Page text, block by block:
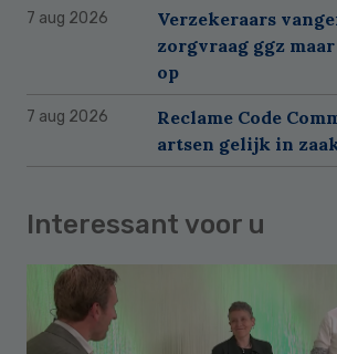
7 aug 2026
Verzekeraars
zorgvraag ggz
op
7 aug 2026
Reclame Code
artsen gelijk in
Interessant voor u